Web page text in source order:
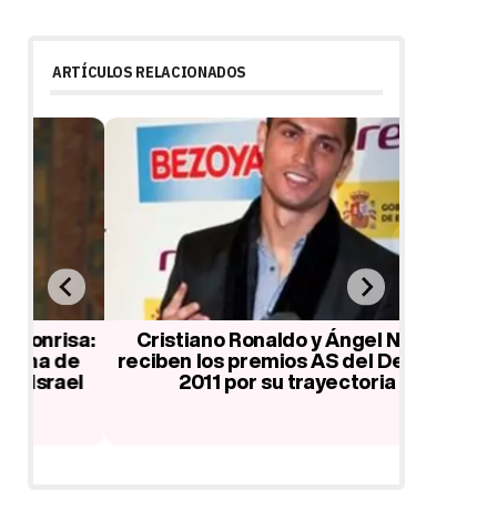
ARTÍCULOS RELACIONADOS
Cristiano Ronaldo y Ángel Nieto
reciben los premios AS del Deporte
2011 por su trayectoria